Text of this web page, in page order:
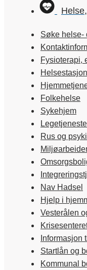
Søke helse-
Fysioterapi,
Folkehelse
Sykehjem
Rus og
Nav Hadsel
Hjelp i
Vesterålen
Informasjon
Startlån og
Kommunal